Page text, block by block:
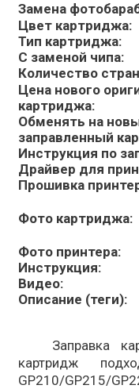
Замена
Цвет картриджа:
Тип картриджа:
С заменой чипа:
Количество
Цена нового
картриджа:
Обменять на
заправленный
Инструкция по
Драйвер для
Прошивка
Фото картриджа:
Фото принтера:
Инструкция:
Видео:
Описание (теги):
Заправка
картридж
GP210/GP215/